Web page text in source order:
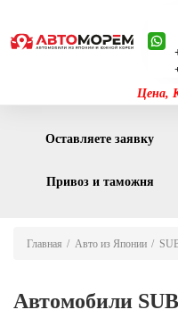
Цена,
Оставляете заявку
Привоз и таможня
Главная Авто из Японии
Автомобили